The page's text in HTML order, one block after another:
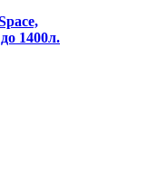
1400л.